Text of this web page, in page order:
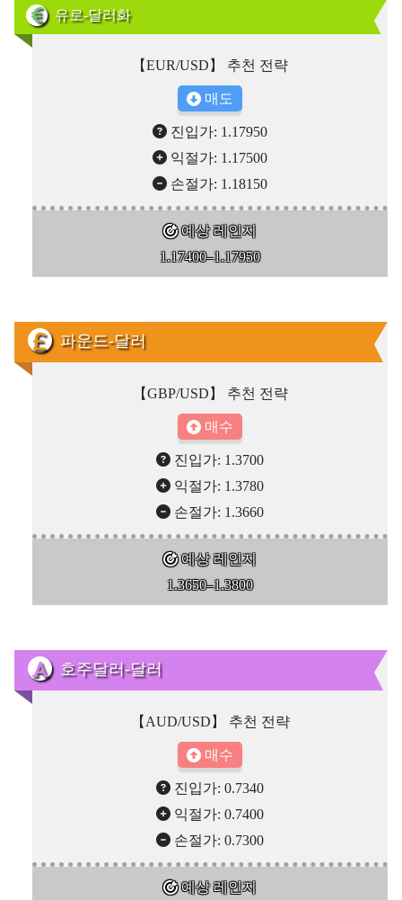
유로-달러화
【EUR/USD】 추천 전략
매도
진입가: 1.17950
익절가: 1.17500
손절가: 1.18150
예상 레인지
1.17400–1.17950
파운드-달러
【GBP/USD】 추천 전략
매수
진입가: 1.3700
익절가: 1.3780
손절가: 1.3660
예상 레인지
1.3650–1.3800
호주달러-달러
【AUD/USD】 추천 전략
매수
진입가: 0.7340
익절가: 0.7400
손절가: 0.7300
예상 레인지